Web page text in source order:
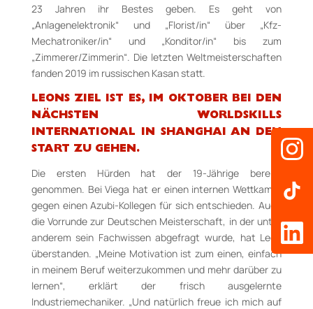
23 Jahren ihr Bestes geben. Es geht von
„Anlagenelektronik“ und „Florist/in“ über „Kfz­-
Mechatroniker/in“ und „Konditor/in“ bis zum
„Zimmerer/Zimmerin“. Die letzten Weltmeisterschaften
fanden 2019 im russischen Kasan statt.
LEONS ZIEL IST ES, IM OKTOBER BEI DEN
NÄCHSTEN WORLDSKILLS
INTERNATIONAL IN SHANGHAI AN DEN
START ZU GEHEN.
Die ersten Hürden hat der 19-­Jährige bereits
genommen. Bei Viega hat er einen internen Wettkampf
gegen einen Azubi-Kollegen für sich entschieden. Auch
die Vorrunde zur Deutschen Meisterschaft, in der unter
anderem sein Fachwissen abgefragt wurde, hat Leon
überstanden. „Meine Motivation ist zum einen, einfach
in meinem Beruf weiterzukommen und mehr darüber zu
lernen“, erklärt der frisch ausgelernte
Industriemechaniker. „Und natürlich freue ich mich auf